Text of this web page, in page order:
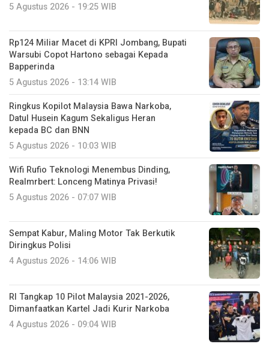
5 Agustus 2026 - 19:25 WIB
Rp124 Miliar Macet di KPRI Jombang, Bupati
Warsubi Copot Hartono sebagai Kepada
Bapperinda
5 Agustus 2026 - 13:14 WIB
Ringkus Kopilot Malaysia Bawa Narkoba,
Datul Husein Kagum Sekaligus Heran
kepada BC dan BNN
5 Agustus 2026 - 10:03 WIB
Wifi Rufio Teknologi Menembus Dinding,
Realmrbert: Lonceng Matinya Privasi!
5 Agustus 2026 - 07:07 WIB
Sempat Kabur, Maling Motor Tak Berkutik
Diringkus Polisi
4 Agustus 2026 - 14:06 WIB
RI Tangkap 10 Pilot Malaysia 2021-2026,
Dimanfaatkan Kartel Jadi Kurir Narkoba
4 Agustus 2026 - 09:04 WIB